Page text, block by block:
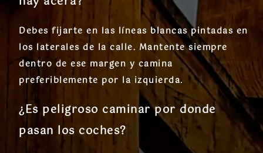
Debes fijarte en las líneas blancas pintadas en
los laterales de la calle. Mantente siempre
dentro de ese margen y camina
preferiblemente por la izquierda.
¿Es peligroso caminar por donde
pasan los coches?